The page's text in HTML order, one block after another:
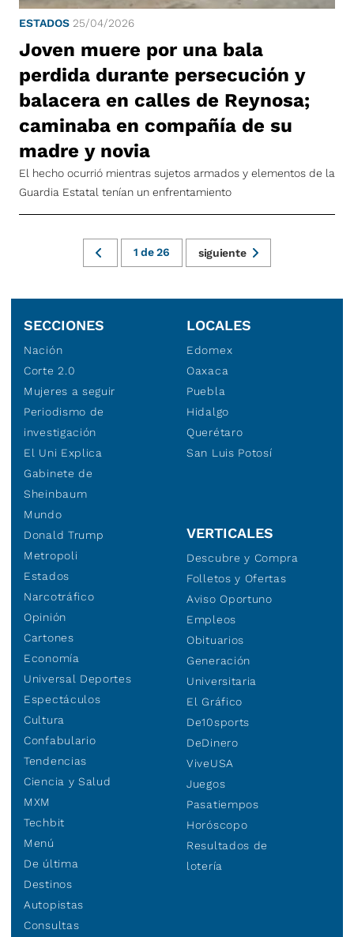
ESTADOS 25/04/2026
Joven muere por una bala
perdida durante persecución y
balacera en calles de Reynosa;
caminaba en compañía de su
madre y novia
El hecho ocurrió mientras sujetos armados y elementos de la
Guardia Estatal tenían un enfrentamiento
1 de26 siguiente
SECCIONES
Nación
Corte 2.0
Mujeres a seguir
Periodismo de
investigación
El Uni Explica
Gabinete de
Sheinbaum
Mundo
Donald Trump
Metropoli
Estados
Narcotráfico
Opinión
Cartones
Economía
Universal Deportes
Espectáculos
Cultura
Confabulario
Tendencias
Ciencia y Salud
MXM
Techbit
Menú
De última
Destinos
Autopistas
Consultas
VERTICALES
Descubre y Compra
Folletos y Ofertas
Aviso Oportuno
Empleos
Obituarios
Generación
Universitaria
El Gráfico
De10sports
DeDinero
ViveUSA
Juegos
Pasatiempos
Horóscopo
Resultados de
lotería
LOCALES
Edomex
Oaxaca
Puebla
Hidalgo
Querétaro
San Luis Potosí